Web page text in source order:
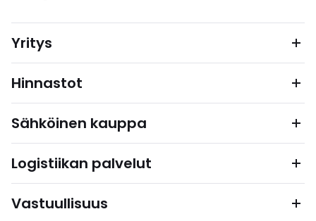
Yritys
Hinnastot
Sähköinen kauppa
Logistiikan palvelut
Vastuullisuus